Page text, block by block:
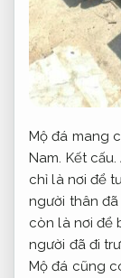
Mộ đá mang
Nam. Kết cấu.
chỉ là nơi để
người thân
còn là nơi để
người đã đi
Mộ đá cũng